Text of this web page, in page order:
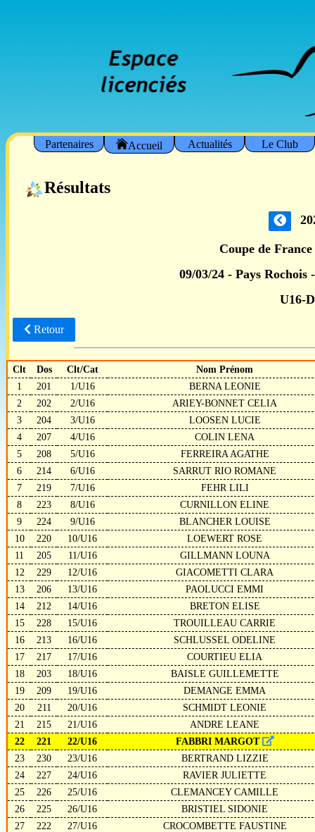
Partenaires Accueil Actualités Le Club
Résultats
Coupe de
09/03/24 - Pays
U16-
Retour
Clt Dos Clt/Cat
Nom Prénom
1
201 1/U16
BERNA LEONIE
2
202 2/U16
ARIEY-BONNET CELIA
3
204 3/U16
LOOSEN LUCIE
4
207 4/U16
COLIN LENA
5
208 5/U16
FERREIRA AGATHE
6
214 6/U16
SARRUT RIO ROMANE
7
219 7/U16
FEHR LILI
8
223 8/U16
CURNILLON ELINE
9
224 9/U16
BLANCHER LOUISE
10
220 10/U16
LOEWERT ROSE
11
205 11/U16
GILLMANN LOUNA
12
229 12/U16
GIACOMETTI CLARA
13
206 13/U16
PAOLUCCI EMMI
14
212 14/U16
BRETON ELISE
15
228 15/U16
TROUILLEAU CARRIE
16
213 16/U16
SCHLUSSEL ODELINE
17
217 17/U16
COURTIEU ELIA
18
203 18/U16
BAISLE GUILLEMETTE
19
209 19/U16
DEMANGE EMMA
20
211 20/U16
SCHMIDT LEONIE
21
215 21/U16
ANDRE LEANE
22
221 22/U16
FABBRI MARGOT
23
230 23/U16
BERTRAND LIZZIE
24
227 24/U16
RAVIER JULIETTE
25
226 25/U16
CLEMANCEY CAMILLE
26
225 26/U16
BRISTIEL SIDONIE
27
222 27/U16
CROCOMBETTE FAUSTINE